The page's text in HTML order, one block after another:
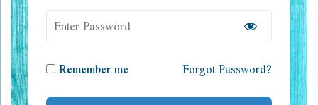
Remember me Forgot Password?